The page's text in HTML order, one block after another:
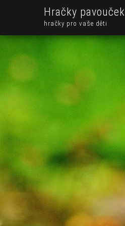
Hračky pavouček
hračky pro vaše děti